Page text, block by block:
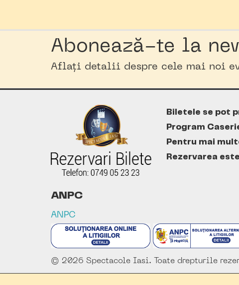
Abonează-te la
Aflați detalii despre cele mai noi
Biletele se pot
Program
Pentru mai
Rezervarea
ANPC
ANPC
© 2026 Spectacole Iasi. Toate drepturile